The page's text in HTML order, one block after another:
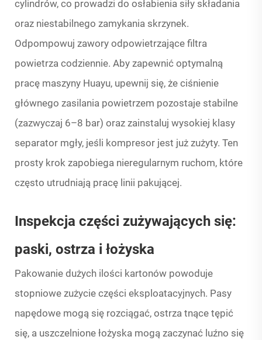
cylindrów, co prowadzi do osłabienia siły składania
oraz niestabilnego zamykania skrzynek.
Odpompowuj zawory odpowietrzające filtra
powietrza codziennie. Aby zapewnić optymalną
pracę maszyny Huayu, upewnij się, że ciśnienie
głównego zasilania powietrzem pozostaje stabilne
(zazwyczaj 6–8 bar) oraz zainstaluj wysokiej klasy
separator mgły, jeśli kompresor jest już zużyty. Ten
prosty krok zapobiega nieregularnym ruchom, które
często utrudniają pracę linii pakującej.
Inspekcja części zużywających się:
paski, ostrza i łożyska
Pakowanie dużych ilości kartonów powoduje
stopniowe zużycie części eksploatacyjnych. Pasy
napędowe mogą się rozciągać, ostrza tnące tępić
się, a uszczelnione łożyska mogą zaczynać luźno się